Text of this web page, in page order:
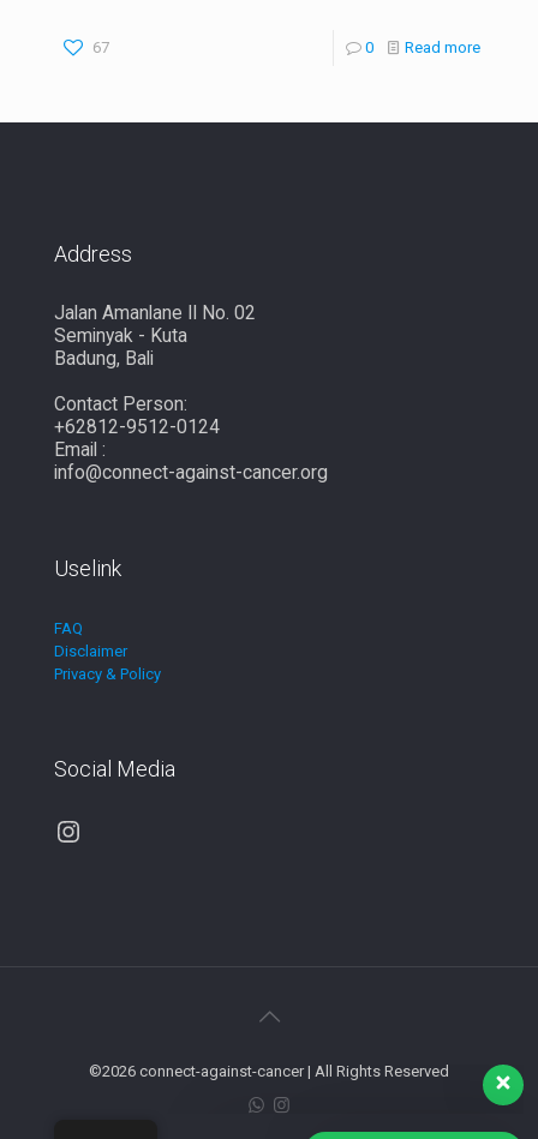
67 0 Read more
Address
Jalan Amanlane II No. 02
Seminyak - Kuta
Badung, Bali
Contact Person:
+62812-9512-0124
Email :
info@connect-against-cancer.org
Uselink
FAQ
Disclaimer
Privacy & Policy
Social Media
Instagram
©2026 connect-against-cancer | All Rights Reserved
Hi, how can I help?